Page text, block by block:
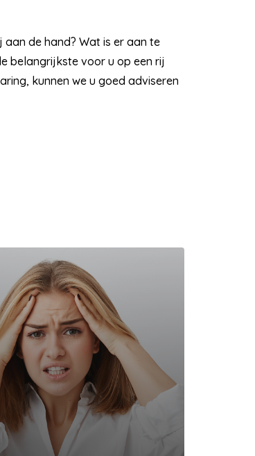
aan de hand? Wat is er aan te
belangrijkste voor u op een rij
kunnen we u goed adviseren